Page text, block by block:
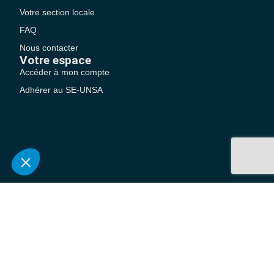
Votre section locale
FAQ
Nous contacter
Votre espace
Accéder à mon compte
Adhérer au SE-UNSA